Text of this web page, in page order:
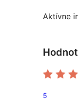
Aktívne
5